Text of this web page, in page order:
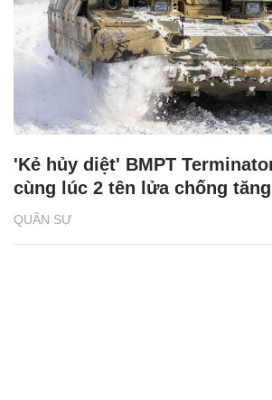
QUÂN SỰ
'Kẻ hủy diệt' BMPT
cùng lúc 2 tên lửa chống tăng